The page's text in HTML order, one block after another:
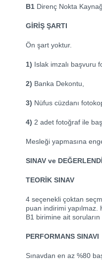
B1 Direnç Nokta
GİRİŞ ŞARTI
Ön şart yoktur.
1) Islak imzalı başvuru
2) Banka Dekontu,
3) Nüfus cüzdanı
4) 2 adet fotoğraf ile
Mesleği yapmasına
SINAV ve
TEORİK SINAV
4 seçenekli çoktan
puan indirimi yapılmaz.
B1 birimine ait soruların
PERFORMANS SINAVI
Sınavdan en az %80